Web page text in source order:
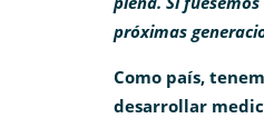
próximas
Como país,
desarrollar